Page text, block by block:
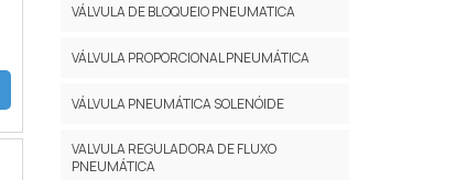
VÁLVULA DE BLOQUEIO PNEUMATICA
VÁLVULA PROPORCIONAL PNEUMÁTICA
VÁLVULA PNEUMÁTICA SOLENÓIDE
VALVULA REGULADORA DE FLUXO
PNEUMÁTICA